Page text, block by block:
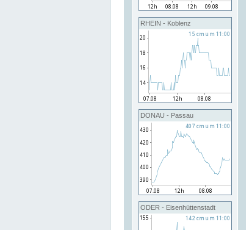
RHEIN - Koblenz
DONAU - Passau
ODER - Eisenhüttenstadt